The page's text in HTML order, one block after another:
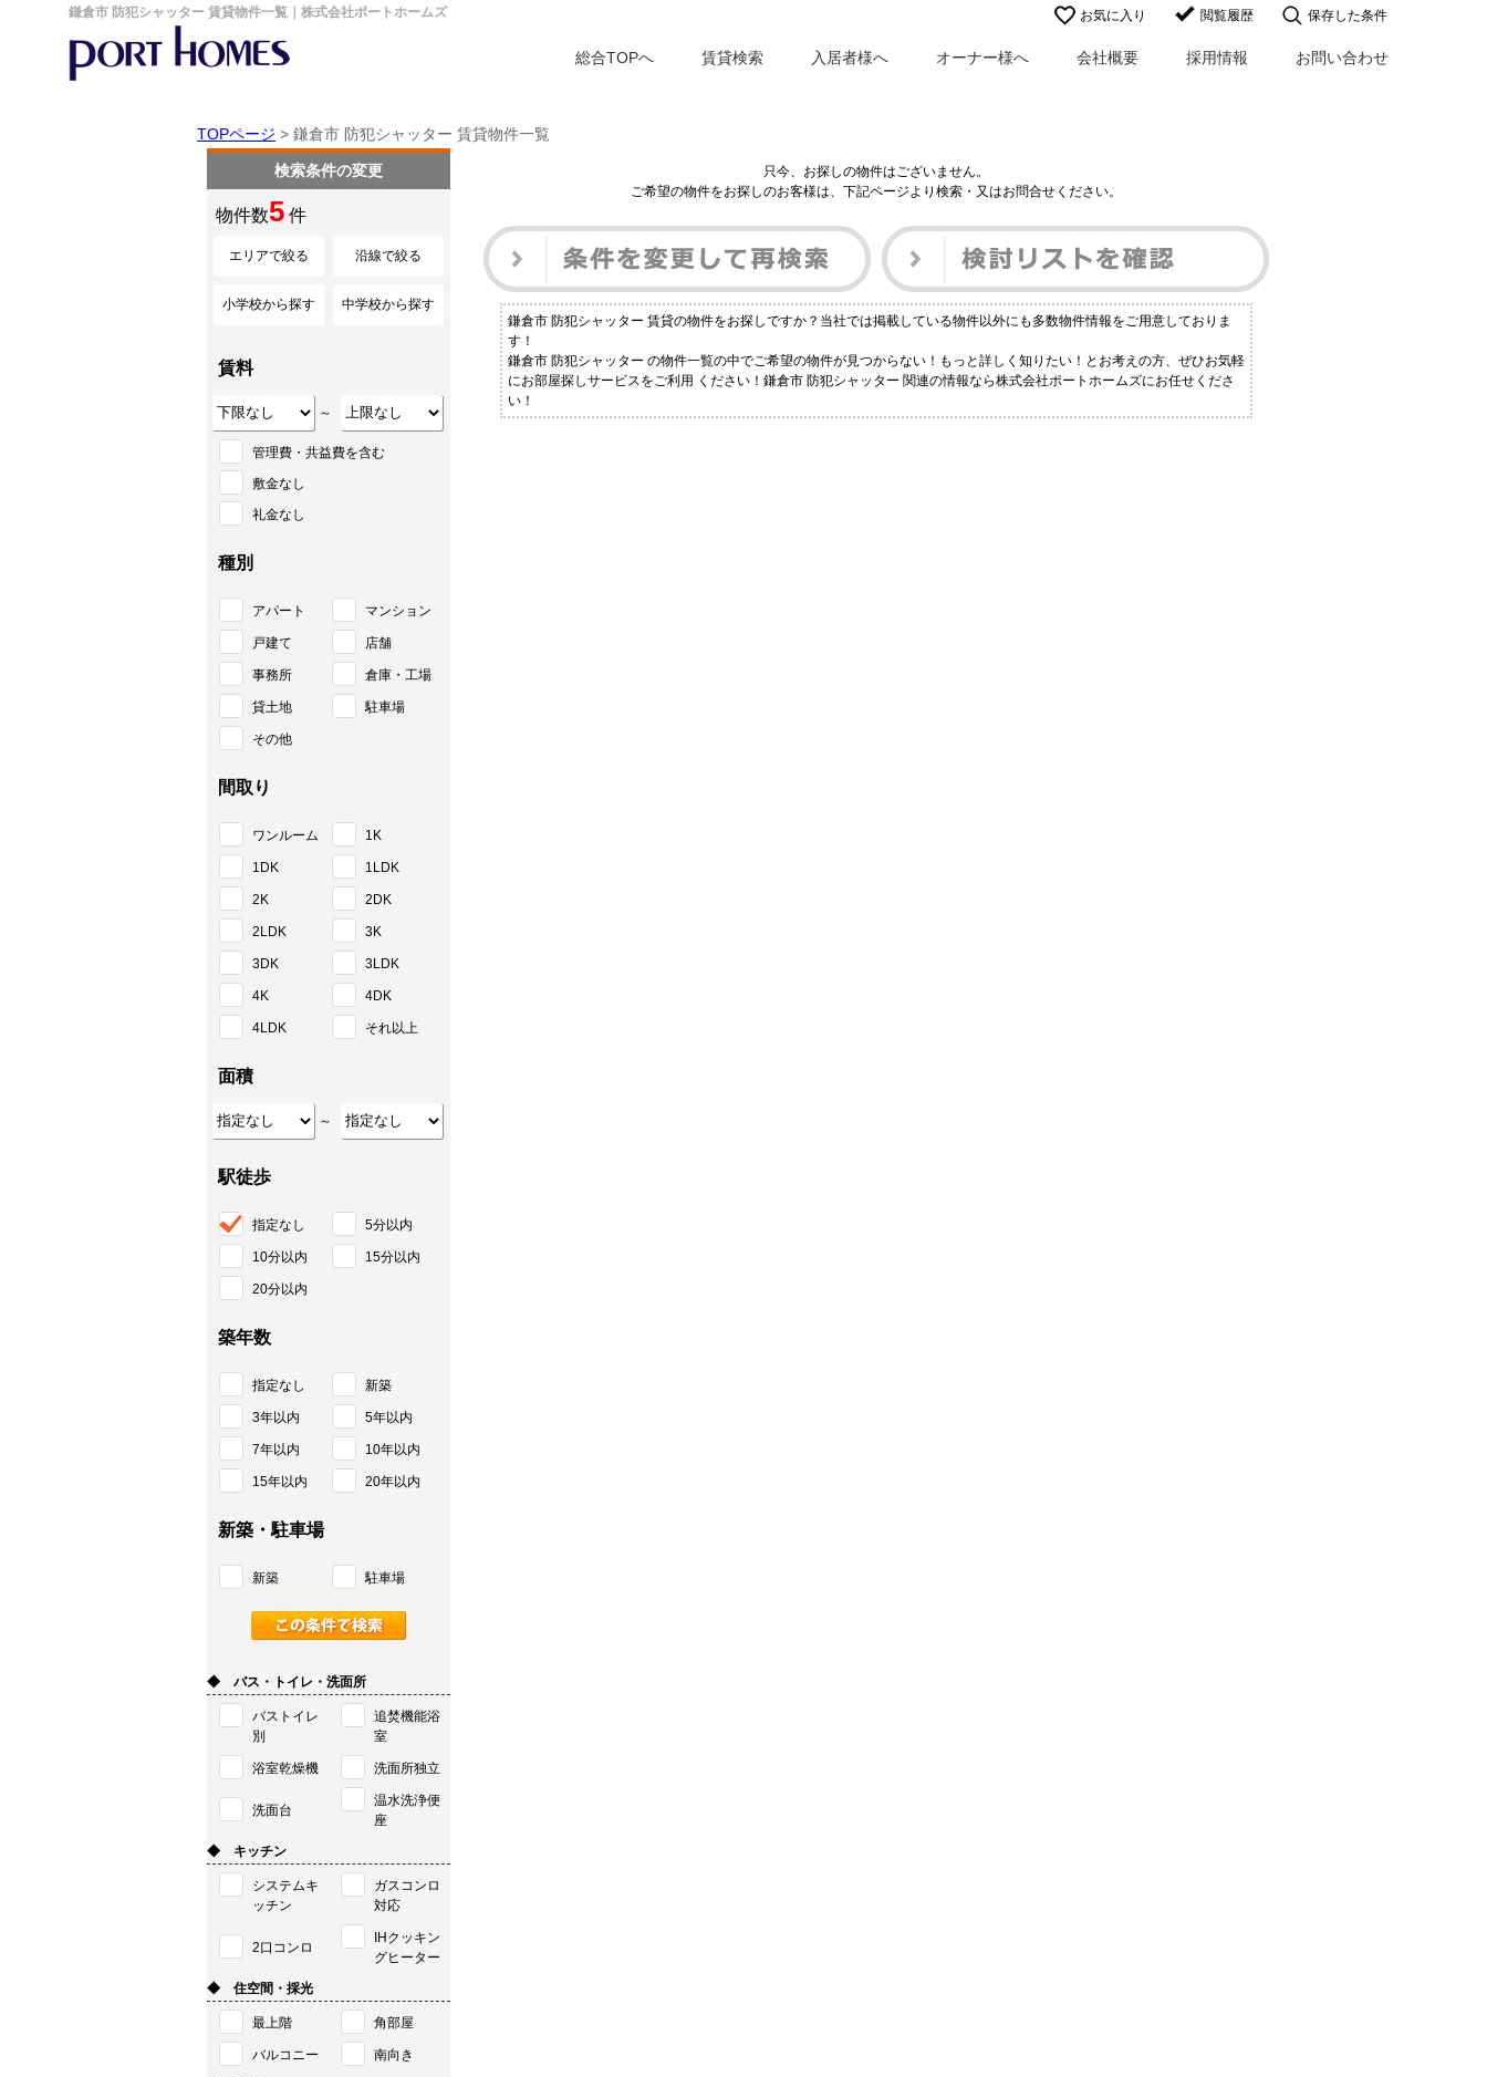
鎌倉市 防犯シャッター 賃貸物件一覧｜株式会社ポートホームズ お気に入り 閲覧履歴 保存した条件
総合TOPへ 賃貸検索 入居者様へ オーナー様へ 会社概要 採用情報 お問い合わせ
TOPページ > 鎌倉市 防犯シャッター 賃貸物件一覧
只今、お探しの物件はございません。
ご希望の物件をお探しのお客様は、下記ページより検索・又はお問合せください。
鎌倉市 防犯シャッター 賃貸の物件をお探しですか？当社では掲載している物件以外にも多数物件情報をご用意しておりま
す！
鎌倉市 防犯シャッター の物件一覧の中でご希望の物件が見つからない！もっと詳しく知りたい！とお考えの方、ぜひお気軽
にお部屋探しサービスをご利用 ください！鎌倉市 防犯シャッター 関連の情報なら株式会社ポートホームズにお任せくださ
い！
検索条件の変更
物件数5 件
エリアで絞る 沿線で絞る
小学校から探す 中学校から探す
賃料
～
管理費・共益費を含む
敷金なし
礼金なし
種別
アパート マンション
戸建て 店舗
事務所 倉庫・工場
貸土地 駐車場
その他
間取り
ワンルーム 1K
1DK 1LDK
2K 2DK
2LDK 3K
3DK 3LDK
4K 4DK
4LDK それ以上
面積
～
駅徒歩
指定なし 5分以内
10分以内 15分以内
20分以内
築年数
指定なし 新築
3年以内 5年以内
7年以内 10年以内
15年以内 20年以内
新築・駐車場
新築 駐車場
◆ バス・トイレ・洗面所
バストイレ
別
追焚機能浴
室
浴室乾燥機 洗面所独立
洗面台
温水洗浄便
座
◆ キッチン
システムキ
ッチン
ガスコンロ
対応
2口コンロ
IHクッキン
グヒーター
◆ 住空間・採光
最上階 角部屋
バルコニー
南向き